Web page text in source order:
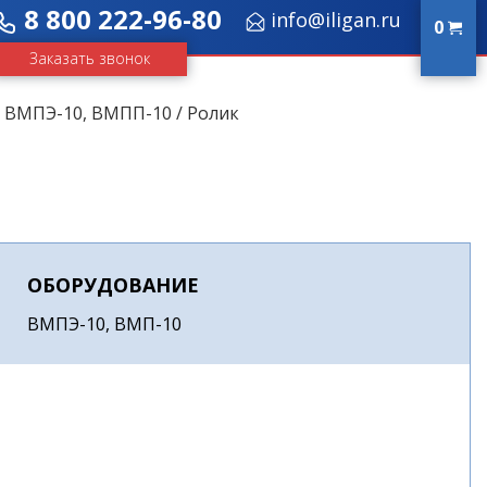
8 800 222-96-80
Заказать звонок
info@iligan.ru 0
ВМПЭ-10, ВМПП-10 / Ролик
ОБОРУДОВАНИЕ
ВМПЭ-10, ВМП-10